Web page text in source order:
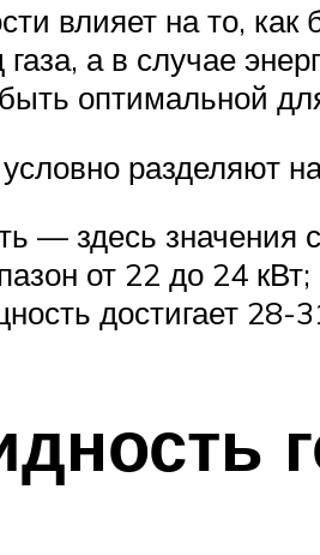
влияет на то,
газа, а в случае
оптимальной
разделяют
— здесь значения
от 22 до 24 кВт;
достигает 28-